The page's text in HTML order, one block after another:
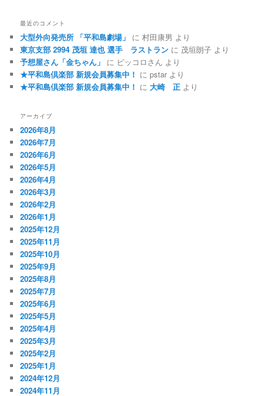
最近のコメント
大型外向発売所 「平和島劇場」 に村田康男 より
東京支部 2994 茂垣 達也 選手 ラストラン に 茂垣朗子 より
予想屋さん「金ちゃん」
に ピッコロさん より
★平和島倶楽部 新規会員募集中！ にpstar より
★平和島倶楽部 新規会員募集中！ に大崎 正 より
アーカイブ
2026年8月
2026年7月
2026年6月
2026年5月
2026年4月
2026年3月
2026年2月
2026年1月
2025年12月
2025年11月
2025年10月
2025年9月
2025年8月
2025年7月
2025年6月
2025年5月
2025年4月
2025年3月
2025年2月
2025年1月
2024年12月
2024年11月